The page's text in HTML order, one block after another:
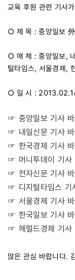
교육 후원 관련 기사
○ 제 목 : 중앙일보
○ 매 체 : 중앙일보,
털타임스, 서울경제,
○ 일 시 :
☞ 중앙일보 기사
☞ 내일신문 기사
☞ 한국경제 기사
☞ 머니투데이 기사
☞ 전자신문 기사
☞ 디지털타임스 기
☞ 서울경제 기사
☞ 한국일보 기사
☞ 헤럴드경제 기사
많은 관심 바랍니다.